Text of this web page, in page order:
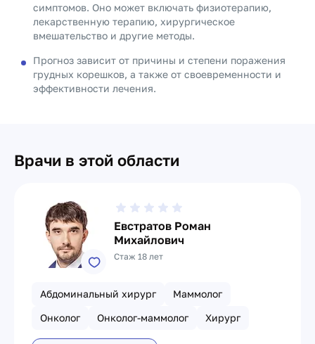
симптомов. Оно может включать физиотерапию,
лекарственную терапию, хирургическое
вмешательство и другие методы.
Прогноз зависит от причины и степени поражения
грудных корешков, а также от своевременности и
эффективности лечения.
Врачи в этой области
Евстратов Роман
Михайлович
Стаж 18 лет
Абдоминальный хирург
Маммолог
Онколог
Онколог-маммолог Хирург